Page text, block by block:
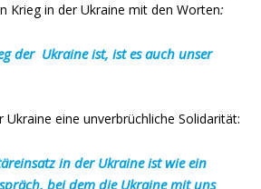
Krieg in der Ukraine mit den Worten:
der Ukraine ist, ist es auch unser
Ukraine eine unverbrüchliche Solidarität:
in der Ukraine ist wie ein
bei dem die Ukraine mit uns